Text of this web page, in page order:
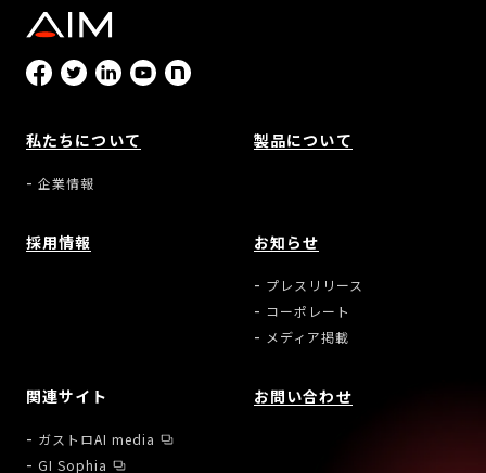
私たちについて
企業情報
製品について
採用情報 お知らせ
プレスリリース
コーポレート
メディア掲載
関連サイト
ガストロAI media
GI Sophia
お問い合わせ